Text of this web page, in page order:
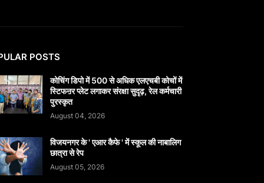
POSTS
कोचिंग डिपो में 500 से अधिक एलएचबी कोचों में
स्टिफऩर प्लेट लगाकर संरक्षा सुदृढ़, रेल कर्मचारी
पुरस्कृत
August 04, 2026
विजयनगर के ' एआर कैफे ' में स्कूल की नाबालिग
छात्रा से रेप
August 05, 2026